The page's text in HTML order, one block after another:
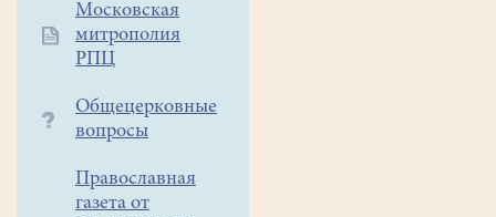
Московская
митрополия
РПЦ
Общецерковные
вопросы
Православная
газета от